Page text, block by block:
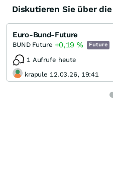
Diskutieren Sie über
Euro-Bund-Future
BUND Future +0,19 % Future
1 Aufrufe heute
krapule 12.03.26, 19:41